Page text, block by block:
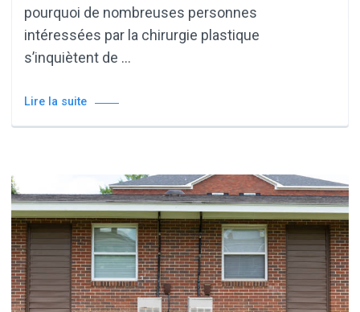
pourquoi de nombreuses personnes
intéressées par la chirurgie plastique
s’inquiètent de …
Lire la suite